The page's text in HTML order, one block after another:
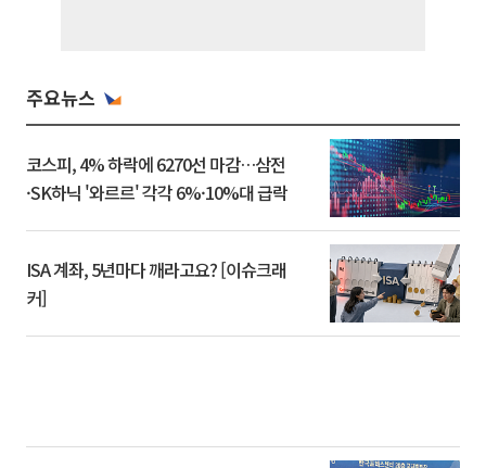
주요뉴스
코스피, 4% 하락에 6270선 마감…삼전
·SK하닉 '와르르' 각각 6%·10%대 급락
ISA 계좌, 5년마다 깨라고요? [이슈크래
커]